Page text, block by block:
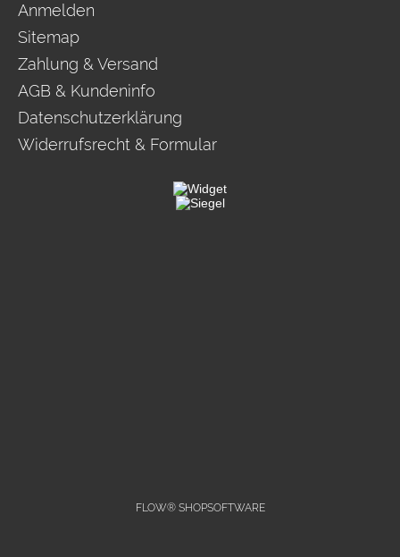
Anmelden
Sitemap
Zahlung & Versand
AGB & Kundeninfo
Datenschutzerklärung
Widerrufsrecht & Formular
FLOW® SHOPSOFTWARE